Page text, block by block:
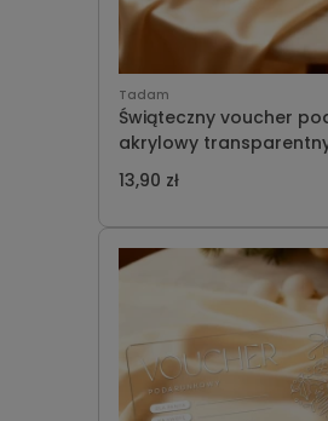
Tadam
Świąteczny voucher
akrylowy transparentny lub
13,90 zł